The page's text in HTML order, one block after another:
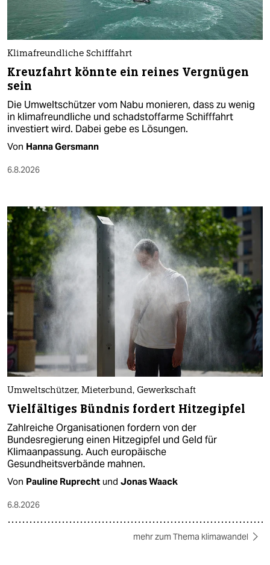
Klimafreundliche Schifffahrt
Kreuzfahrt könnte ein reines Vergnügen
sein
Die Umweltschützer vom Nabu monieren, dass zu wenig
in klimafreundliche und schadstoffarme Schifffahrt
investiert wird. Dabei gebe es Lösungen.
Von Hanna Gersmann
6.8.2026
Umweltschützer, Mieterbund, Gewerkschaft
Vielfältiges Bündnis fordert Hitzegipfel
Zahlreiche Organisationen fordern von der
Bundesregierung einen Hitzegipfel und Geld für
Klimaanpassung. Auch europäische
Gesundheitsverbände mahnen.
Von Pauline Ruprecht und Jonas Waack
6.8.2026
mehr zum Thema klimawandel